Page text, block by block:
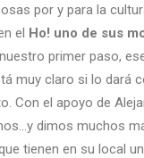
por y para la
el Ho! uno de sus
primer paso,
muy claro si lo dará
Con el apoyo de
dimos muchos
tienen en su local